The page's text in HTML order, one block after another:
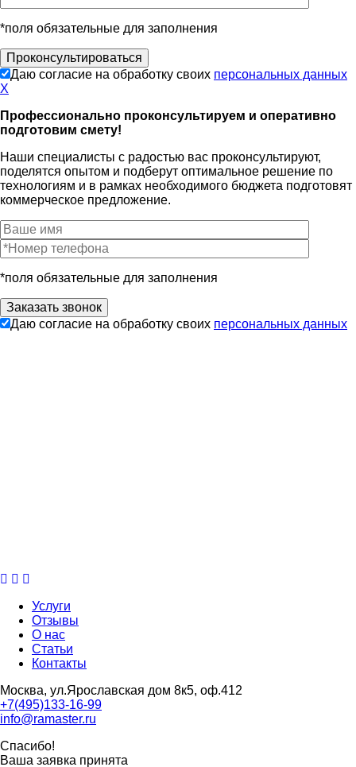
*поля обязательные для заполнения
Даю согласие на обработку своих персональных данных
X
Профессионально проконсультируем и оперативно
подготовим смету!
Наши специалисты с радостью вас проконсультируют,
поделятся опытом и подберут оптимальное решение по
технологиям и в рамках необходимого бюджета подготовят
коммерческое предложение.
*поля обязательные для заполнения
Даю согласие на обработку своих персональных данных
Услуги
Отзывы
О нас
Статьи
Контакты
Москва, ул.Ярославская дом 8к5, оф.412
+7(495)133-16-99
info@ramaster.ru
Спасибо!
Ваша заявка принята